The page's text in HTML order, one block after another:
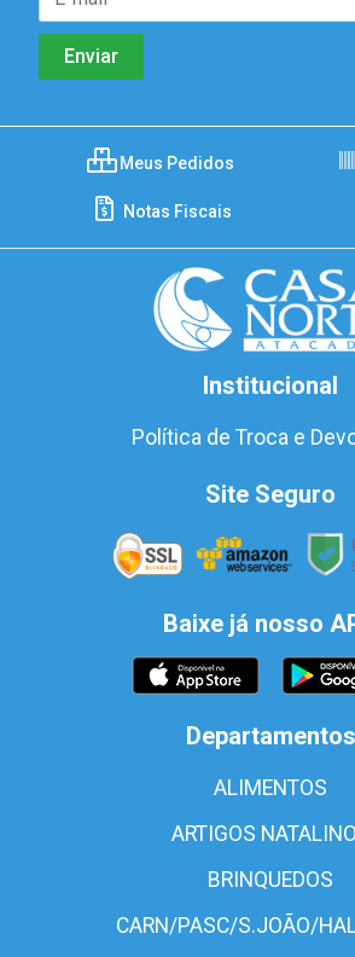
Meus Pedidos
Notas Fiscais
Institucional
Política de Troca e
Site Seguro
Baixe já nosso
Departamentos
ALIMENTOS
ARTIGOS
BRINQUEDOS
CARN/PASC/S.JOÃO/